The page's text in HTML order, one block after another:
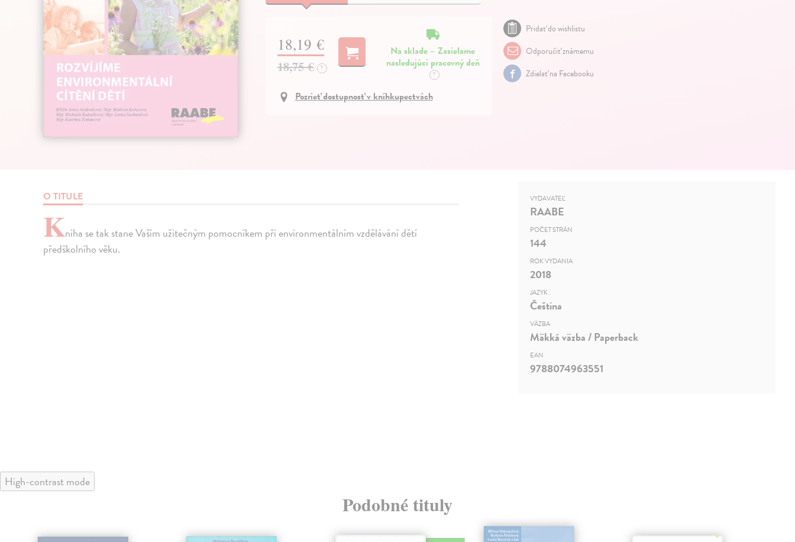
18,19 €
18,75 € ?
Na sklade – Zasielame
nasledujúci pracovný deň
?
Pozrieť dostupnosť v kníhkupectvách
Pridať do wishlistu
Odporučiť známemu
Zdielať na Facebooku
O TITULE
Kniha se tak stane Vaším užitečným pomocníkem při environmentálním vzdělávání dětí
předškolního věku.
VYDAVATEĽ
RAABE
POČET STRÁN
144
ROK VYDANIA
2018
JAZYK
Čeština
VÄZBA
Mäkká väzba / Paperback
EAN
9788074963551
High-contrast mode
Podobné tituly